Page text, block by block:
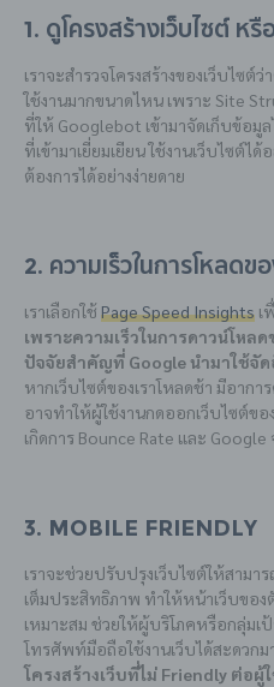
1. ดูโครงสร้างเว็บไซต์
เราจะสำรวจโครงสร้างของเว็บไซต์
ใช้งานมากขนาดไหน เพราะ Site
ที่ให้ Googlebot เข้ามาจัดเก็บข้อมู
ที่เข้ามาเยี่ยมเยียน ใช้งานเว็บไซต์ไ
ต้องการได้อย่างง่ายดาย
2. ความเร็วในการโหลดข
เราเลือกใช้ Page Speed Insights เ
เพราะความเร็วในการดาวน์โหล
ปัจจัยสำคัญที่ Google นำมาใช้จั
หากเว็บไซต์ของเราโหลดช้า มีอาก
อาจทำให้ผู้ใช้งานกดออกเว็บไซต์ขอ
เกิดการ Bounce Rate และ
3. Mobile Friendly
เราจะช่วยปรับปรุงเว็บไซต์ให้สาม
เต็มประสิทธิภาพ ทำให้หน้าเว็บของ
เหมาะสม ช่วยให้ผู้บริโภคหรือกลุ่มเ
โทรศัพท์มือถือใช้งานเว็บได้สะดวกม
โครงสร้างเว็บที่ไม่ Friendly ต่อ